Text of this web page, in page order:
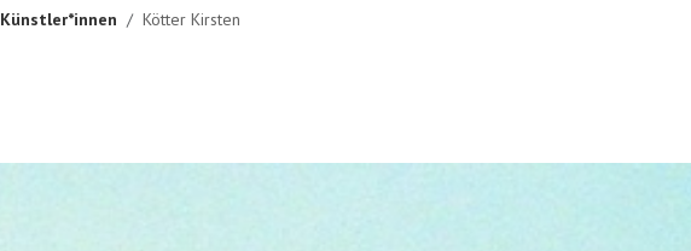
Künstler*innen Kötter Kirsten